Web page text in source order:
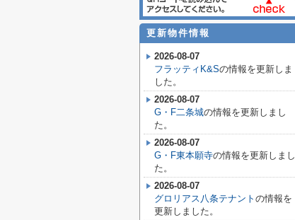
更新物件情報
2026-08-07
フラッティK&Sの情報を更新しま
した。
2026-08-07
G・F二条城の情報を更新しまし
た。
2026-08-07
G・F東本願寺の情報を更新しまし
た。
2026-08-07
グロリアス八条テナント の情報を
更新しました。